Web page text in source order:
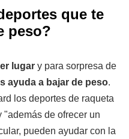
que te
peso?
lugar y para sorpresa de
ayuda a bajar de peso.
los deportes de raqueta
"además de ofrecer un
pueden ayudar con la